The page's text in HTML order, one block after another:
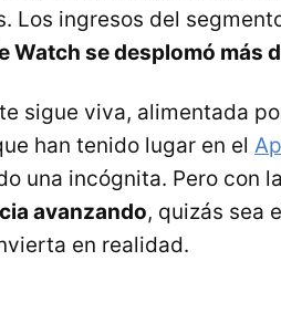
Los ingresos del
Watch se desplomó más
sigue viva, alimentada
han tenido lugar en el
una incógnita. Pero con
avanzando, quizás sea
en realidad.